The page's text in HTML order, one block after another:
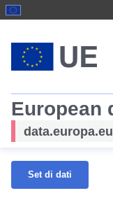
European
data.europa.eu
Set di dati